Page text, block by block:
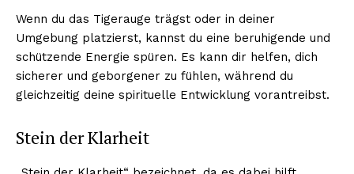
Wenn du das Tigerauge trägst oder in deiner
Umgebung platzierst, kannst du eine beruhigende und
schützende Energie spüren. Es kann dir helfen, dich
sicherer und geborgener zu fühlen, während du
gleichzeitig deine spirituelle Entwicklung vorantreibst.
Stein der Klarheit